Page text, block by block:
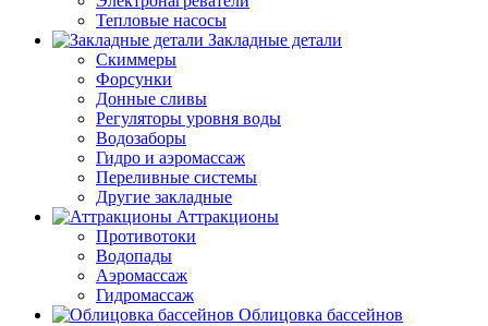
Тепловые насосы
Закладные детали
Скиммеры
Форсунки
Донные сливы
Регуляторы уровня воды
Водозаборы
Гидро и аэромассаж
Переливные системы
Другие закладные
Аттракционы
Противотоки
Водопады
Аэромассаж
Гидромассаж
Облицовка бассейнов